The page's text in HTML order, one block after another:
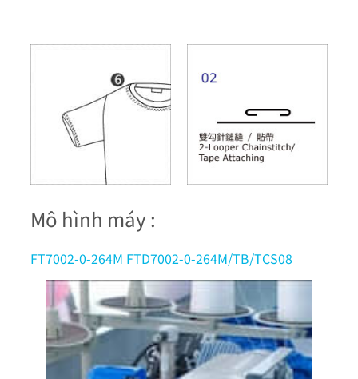
Mô hình máy :
FT7002-0-264M FTD7002-0-264M/TB/TCS08